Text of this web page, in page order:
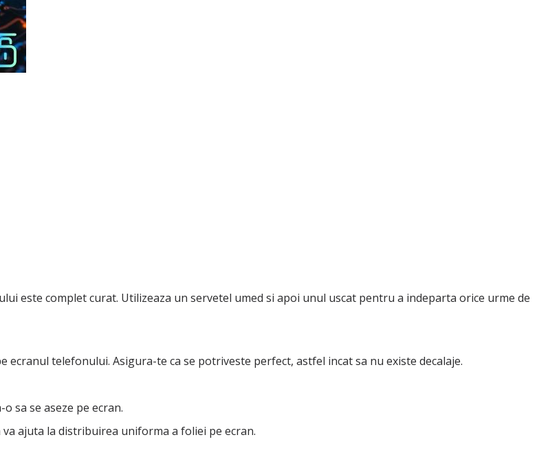
este complet curat. Utilizeaza un servetel umed si apoi unul uscat pentru a indeparta orice urme de
telefonului. Asigura-te ca se potriveste perfect, astfel incat sa nu existe decalaje.
sa se aseze pe ecran.
ajuta la distribuirea uniforma a foliei pe ecran.